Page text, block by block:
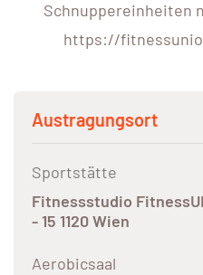
Schnuppereinheiten
https://
Austragungsort
Sportstätte
Fitnessstudio
- 15 1120 Wien
Aerobicsaal